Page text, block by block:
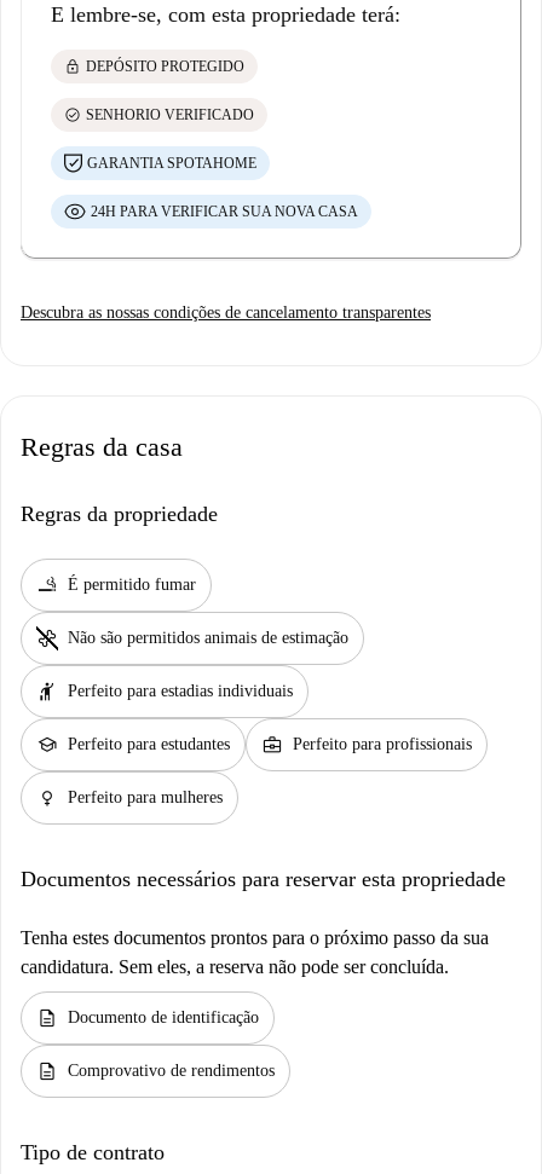
E lembre-se, com esta propriedade terá:
lock DEPÓSITO PROTEGIDO
check_circle SENHORIO VERIFICADO
GARANTIA SPOTAHOME
24H PARA VERIFICAR SUA NOVA CASA
Descubra as nossas condições de cancelamento transparentes
Regras da casa
Regras da propriedade
smoking_rooms É permitido fumar
pet_supplies Não são permitidos animais de estimação
hail Perfeito para estadias individuais
school Perfeito para estudantes business_center Perfeito para profissionais
female Perfeito para mulheres
Documentos necessários para reservar esta propriedade
Tenha estes documentos prontos para o próximo passo da sua
candidatura. Sem eles, a reserva não pode ser concluída.
description Documento de identificação
description Comprovativo de rendimentos
Tipo de contrato